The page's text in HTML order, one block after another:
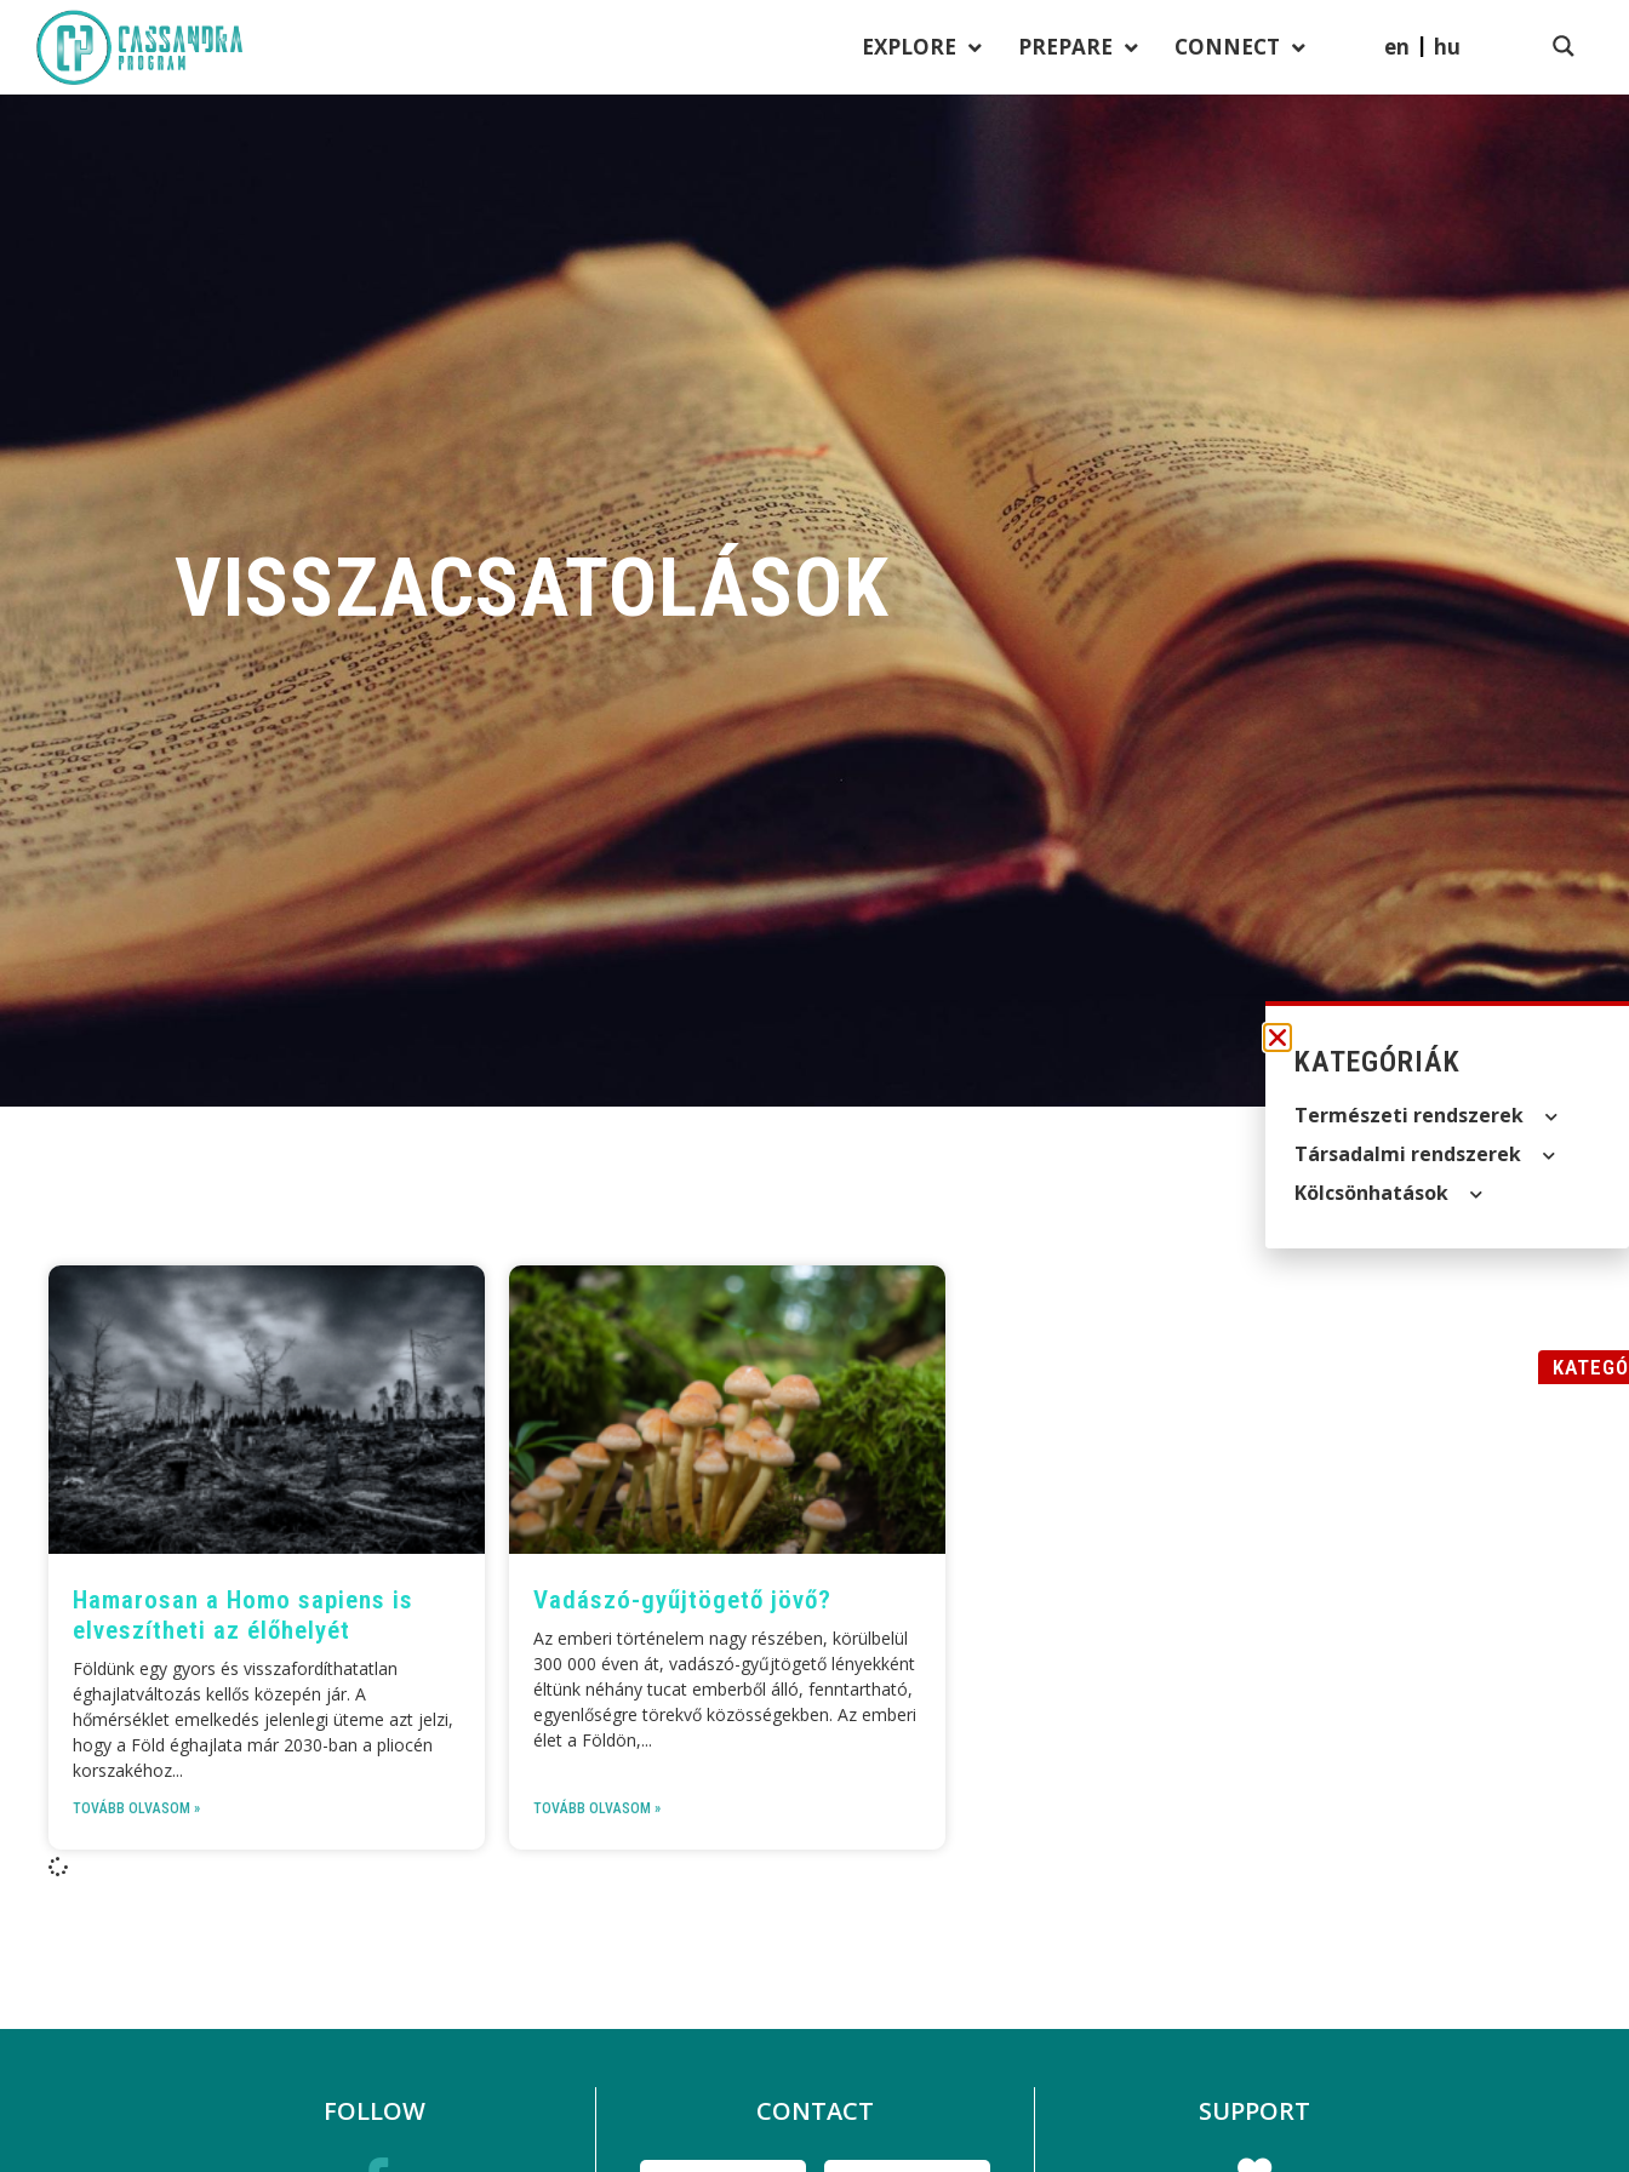
EXPLORE PREPARE CONNECT en hu
VISSZA­CSATOLÁSOK
Hamarosan a Homo sapiens is
elveszítheti az élőhelyét
Földünk egy gyors és visszafordíthatatlan
éghajlatváltozás kellős közepén jár. A
hőmérséklet emelkedés jelenlegi üteme azt jelzi,
hogy a Föld éghajlata már 2030-ban a pliocén
korszakéhoz
TOVÁBB OLVASOM »
Vadászó-gyűjtögető jövő?
Az emberi történelem nagy részében, körülbelül
300 000 éven át, vadászó-gyűjtögető lényekként
éltünk néhány tucat emberből álló, fenntartható,
egyenlőségre törekvő közösségekben. Az emberi
élet a Földön,
TOVÁBB OLVASOM »
FOLLOW CONTACT SUPPORT
KATEGÓRIÁK
Természeti rendszerek
Társadalmi rendszerek
Kölcsön­hatások